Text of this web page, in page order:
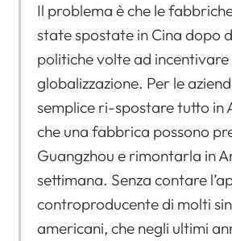
Il problema è che le
state spostate in Cina dopo
politiche volte ad incentivare
globalizzazione. Per le
semplice ri-spostare tutto in
che una fabbrica possono
Guangzhou e rimontarla in
settimana. Senza contare
controproducente di molti
americani, che negli ultimi